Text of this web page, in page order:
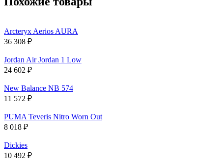
Arcteryx Aerios AURA
36 308 ₽
Jordan Air Jordan 1 Low
24 602 ₽
New Balance NB 574
11 572 ₽
PUMA Teveris Nitro Worn Out
8 018 ₽
Dickies
10 492 ₽